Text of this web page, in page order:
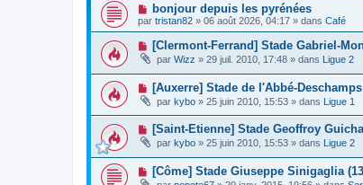
N
o
u
v
a
m
e
s
s
a
g
e
bonjour depuis les pyrénées
par tristan82 » 06 août 2026, 04:17 » dans Café
N
o
u
v
e
a
u
m
s
s
a
[Clermont-Ferrand] Stade Gabriel-
par Wizz » 29 juil. 2010, 17:48 » dans Ligue 2
N
o
u
v
a
u
m
s
[Auxerre] Stade de l'Abbé-Deschamps
par kybo » 25 juin 2010, 15:53 » dans Ligue 1
N
o
u
v
a
[Saint-Etienne] Stade Geoffroy
par kybo » 25 juin 2010, 15:53 » dans Ligue 2
N
o
[Côme] Stade Giuseppe Sinigaglia